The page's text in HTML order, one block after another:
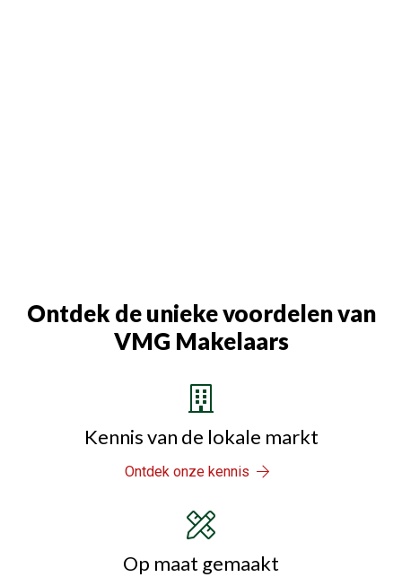
Ontdek de unieke voordelen van
VMG Makelaars
Kennis van de lokale markt
Ontdek onze kennis
Op maat gemaakt